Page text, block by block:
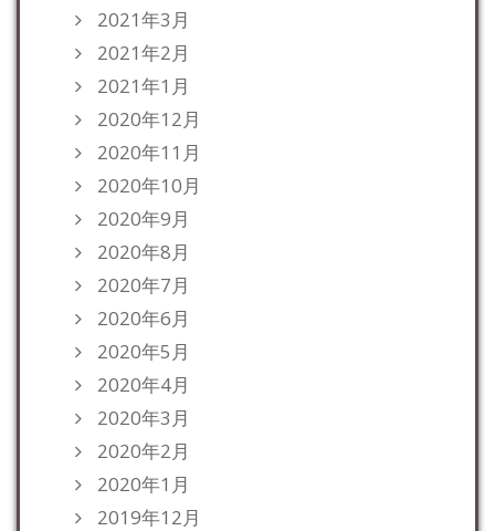
2021年3月
2021年2月
2021年1月
2020年12月
2020年11月
2020年10月
2020年9月
2020年8月
2020年7月
2020年6月
2020年5月
2020年4月
2020年3月
2020年2月
2020年1月
2019年12月